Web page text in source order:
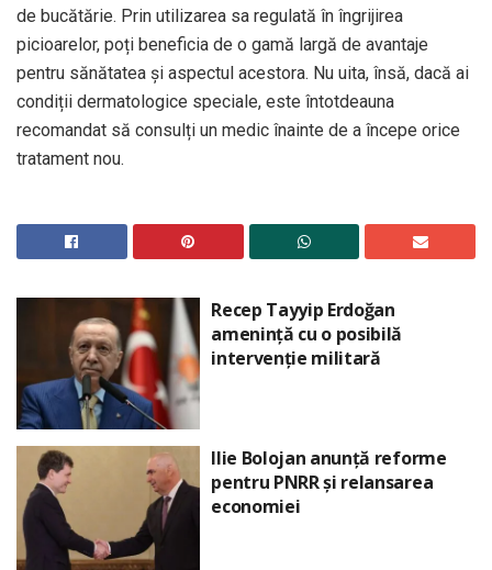
de bucătărie. Prin utilizarea sa regulată în îngrijirea
picioarelor, poți beneficia de o gamă largă de avantaje
pentru sănătatea și aspectul acestora. Nu uita, însă, dacă ai
condiții dermatologice speciale, este întotdeauna
recomandat să consulți un medic înainte de a începe orice
tratament nou.
Recep Tayyip Erdoğan
amenință cu o posibilă
intervenție militară
Ilie Bolojan anunță reforme
pentru PNRR și relansarea
economiei